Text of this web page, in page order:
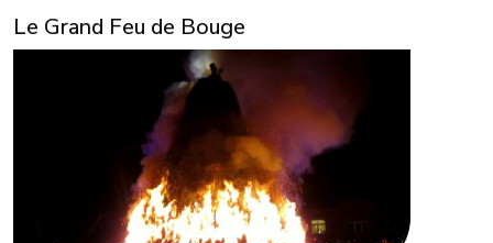
Le Grand Feu de Bouge